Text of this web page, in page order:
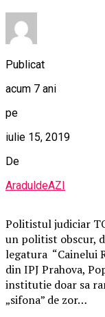
Publicat
acum 7 ani
pe
iulie 15, 2019
De
AraduldeAZI
Politistul judiciar
un politist obscur,
legatura “Cainelui
din IPJ Prahova,
institutie doar sa
„sifona” de zor…